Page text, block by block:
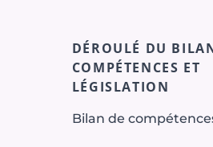
DÉROULÉ DU
COMPÉTENCES ET
LÉGISLATION
Bilan de